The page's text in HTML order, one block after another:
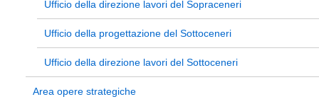
Ufficio della direzione lavori del Sopraceneri
Ufficio della progettazione del Sottoceneri
Ufficio della direzione lavori del Sottoceneri
Area opere strategiche